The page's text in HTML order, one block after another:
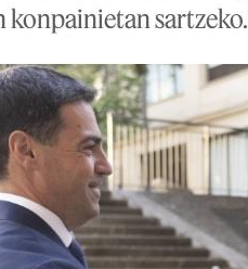
konpainietan sartzeko.